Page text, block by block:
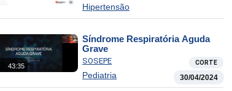
Hipertensão
43:35
Síndrome Respiratória Aguda
Grave
SOSEPE CORTE
Pediatria 30/04/2024